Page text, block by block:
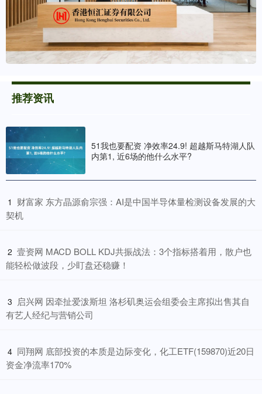
推荐资讯
51我也要配资 净效率24.9! 超越斯马特湖人队
内第1, 近6场的他什么水平?
1 ​财富家 东方晶源俞宗强：AI是中国半导体量检测设备发展的大
契机
2 ​壹资网 MACD BOLL KDJ共振战法：3个指标搭着用，散户也
能轻松做波段，少盯盘还稳赚！
3 ​启兴网 因牵扯爱泼斯坦 洛杉矶奥运会组委会主席拟出售其自
有艺人经纪与营销公司
4 ​同翔网 底部投资的本质是边际变化，化工ETF(159870)近20日
资金净流率170%